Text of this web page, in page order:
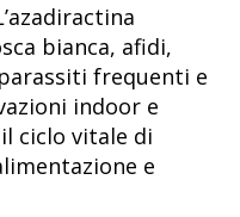
bianca, afidi,
frequenti e
indoor e
ciclo vitale di
e